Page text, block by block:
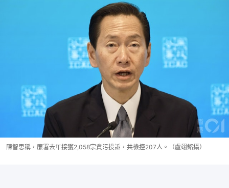
陳智思稱，廉署去年接獲2,058宗貪污投訴，共檢控207人。（盧翊銘攝）